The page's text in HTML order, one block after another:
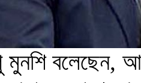
মুনশি